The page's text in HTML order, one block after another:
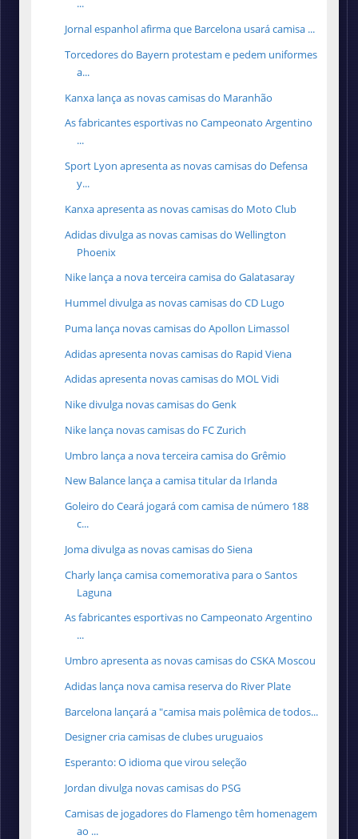
...
Jornal espanhol afirma que Barcelona usará camisa ...
Torcedores do Bayern protestam e pedem uniformes
a...
Kanxa lança as novas camisas do Maranhão
As fabricantes esportivas no Campeonato Argentino
...
Sport Lyon apresenta as novas camisas do Defensa
y...
Kanxa apresenta as novas camisas do Moto Club
Adidas divulga as novas camisas do Wellington
Phoenix
Nike lança a nova terceira camisa do Galatasaray
Hummel divulga as novas camisas do CD Lugo
Puma lança novas camisas do Apollon Limassol
Adidas apresenta novas camisas do Rapid Viena
Adidas apresenta novas camisas do MOL Vidi
Nike divulga novas camisas do Genk
Nike lança novas camisas do FC Zurich
Umbro lança a nova terceira camisa do Grêmio
New Balance lança a camisa titular da Irlanda
Goleiro do Ceará jogará com camisa de número 188
c...
Joma divulga as novas camisas do Siena
Charly lança camisa comemorativa para o Santos
Laguna
As fabricantes esportivas no Campeonato Argentino
...
Umbro apresenta as novas camisas do CSKA Moscou
Adidas lança nova camisa reserva do River Plate
Barcelona lançará a "camisa mais polêmica de todos...
Designer cria camisas de clubes uruguaios
Esperanto: O idioma que virou seleção
Jordan divulga novas camisas do PSG
Camisas de jogadores do Flamengo têm homenagem
ao ...